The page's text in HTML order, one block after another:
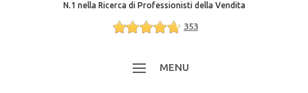
N.1 nella Ricerca di Professionisti della Vendita
353
MENU